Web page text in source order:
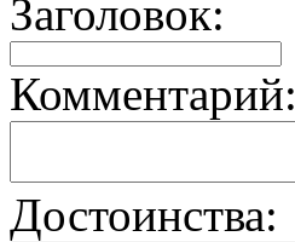
Заголовок:
Комментарий:
Достоинства: